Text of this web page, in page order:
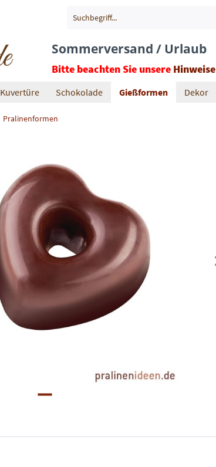
Sommerversand / Urlaub
Bitte beachten Sie unsere Hinweise
Kuvertüre Schokolade Gießformen Dekor
Pralinenformen